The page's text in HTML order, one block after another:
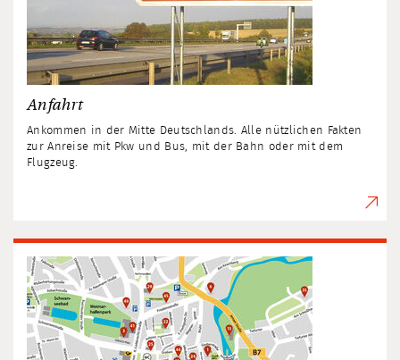
Anfahrt
Ankommen in der Mitte Deutschlands. Alle nützlichen Fakten
zur Anreise mit Pkw und Bus, mit der Bahn oder mit dem
Flugzeug.